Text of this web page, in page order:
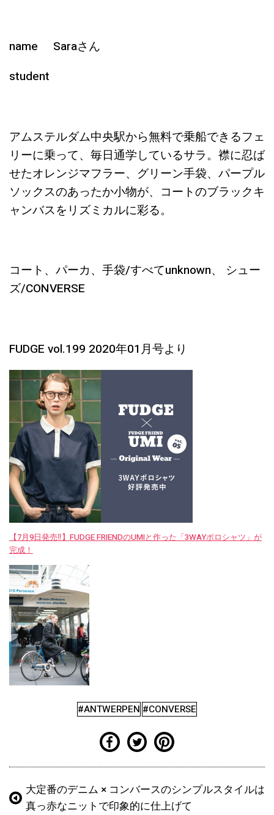
name Saraさん
student
アムステルダム中央駅から無料で乗船できるフェ
リーに乗って、毎日通学しているサラ。襟に忍ば
せたオレンジマフラー、グリーン手袋、パープル
ソックスのあったか小物が、コートのブラックキ
ャンバスをリズミカルに彩る。
コート、パーカ、手袋/すべてunknown、 シュー
ズ/CONVERSE
FUDGE vol.199 2020年01月号より
【7月9日発売‼︎】FUDGE FRIENDのUMIと作った「3WAYポロシャツ」が
完成！
#ANTWERPEN #CONVERSE
大定番のデニム × コンバースのシンプルスタイルは
真っ赤なニットで印象的に仕上げて